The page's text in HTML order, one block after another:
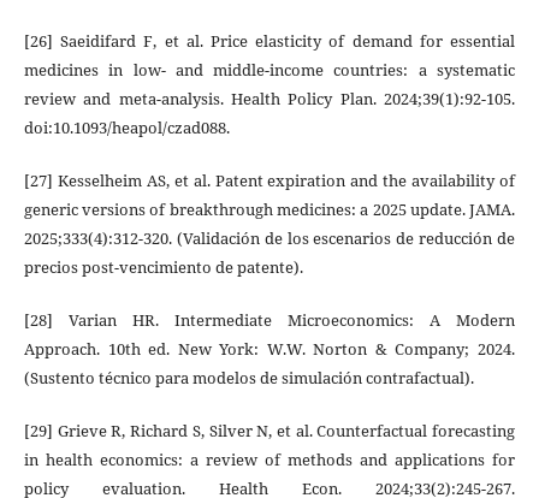
[26] Saeidifard F, et al. Price elasticity of demand for essential
medicines in low- and middle-income countries: a systematic
review and meta-analysis. Health Policy Plan. 2024;39(1):92-105.
doi:10.1093/heapol/czad088.
[27] Kesselheim AS, et al. Patent expiration and the availability of
generic versions of breakthrough medicines: a 2025 update. JAMA.
2025;333(4):312-320. (Validación de los escenarios de reducción de
precios post-vencimiento de patente).
[28] Varian HR. Intermediate Microeconomics: A Modern
Approach. 10th ed. New York: W.W. Norton & Company; 2024.
(Sustento técnico para modelos de simulación contrafactual).
[29] Grieve R, Richard S, Silver N, et al. Counterfactual forecasting
in health economics: a review of methods and applications for
policy evaluation. Health Econ. 2024;33(2):245-267.